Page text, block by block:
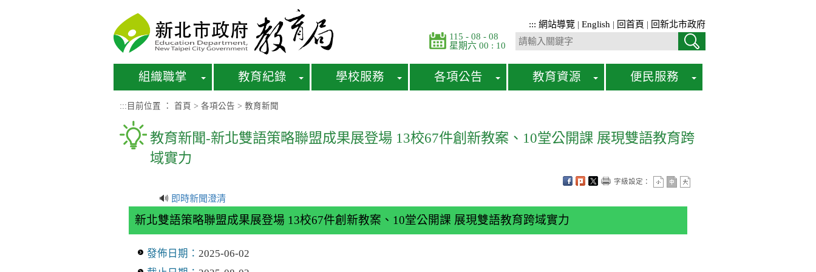
::: 網站導覽 | English | 回首頁 | 回新北市政府
115 - 08 - 08
星期六 00 : 10
組織職掌 教育紀錄 學校服務 各項公告 教育資源 便民服務
::: 目前位置 ： 首頁 > 各項公告 > 教育新聞
教育新聞-新北雙語策略聯盟成果展登場 13校67件創新教案、10堂公開課 展現雙語教育跨
域實力
字級設定：
🔊 即時新聞澄清
新北雙語策略聯盟成果展登場 13校67件創新教案、10堂公開課 展現雙語教育跨域實力
發佈日期： 2025-06-02